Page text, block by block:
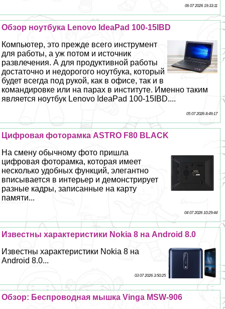
06 07 2026 19:33:11
Обзор ноутбука Lenovo IdeaPad 100-15IBD
Компьютер, это прежде всего инструмент
для работы, а уж потом и источник
развлечения. А для продуктивной работы
достаточно и недорогого ноутбука, который
будет всегда под рукой, как в офисе, так и в
комaндировке или на парах в институте. Именно таким
является ноутбук Lenovo IdeaPad 100-15IBD....
05 07 2026 8:49:17
Цифровая фоторамка ASTRO F80 BLACK
На смену обычному фото пришла
цифровая фоторамка, которая имеет
несколько удобных функций, элегантно
вписывается в интерьер и демонстрирует
разные кадры, записанные на карту
памяти...
04 07 2026 10:29:44
Известны хаpaктеристики Nokia 8 на Android 8.0
Известны хаpaктеристики Nokia 8 на
Android 8.0...
03 07 2026 3:50:25
Обзор: Беспроводная мышка Vinga MSW-906